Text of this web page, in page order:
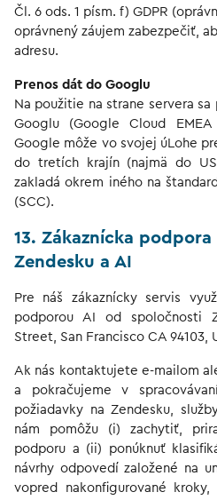
Čl. 6 ods. 1 písm. f) GDPR
oprávnený záujem zabezpečiť,
adresu.
Prenos dát do Googlu
Na použitie na strane servera
Googlu (Google Cloud
Google môže vo svojej úLohe
do tretích krajín (najmä do
zakladá okrem iného na
(SCC).
13. Zákaznícka
Zendesku a AI
Pre náš zákaznícky servis
podporou AI od spoločnosti
Street, San Francisco CA 94103,
Ak nás kontaktujete e-mailom
a pokračujeme v
požiadavky na Zendesku,
nám pomôžu (i) zachytiť,
podporu a (ii) ponúknuť
návrhy odpovedí založené na
vopred nakonfigurované